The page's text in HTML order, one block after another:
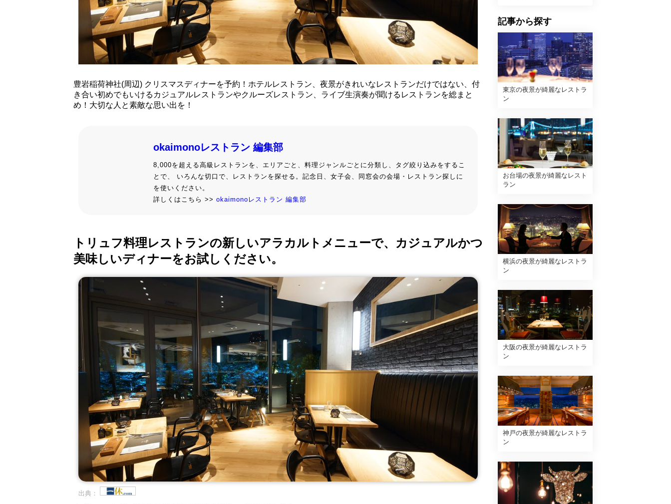
豊岩稲荷神社(周辺) クリスマスディナーを予約！ホテルレストラン、夜景がきれいなレストランだけではない、付
き合い初めでもいけるカジュアルレストランやクルーズレストラン、ライブ生演奏が聞けるレストランを総まと
め！大切な人と素敵な思い出を！
okaimonoレストラン 編集部
8,000を超える高級レストランを、エリアごと、料理ジャンルごとに分類し、タグ絞り込みをするこ
とで、 いろんな切口で、レストランを探せる。記念日、女子会、同窓会の会場・レストラン探しに
を使いください。
詳しくはこちら >> okaimonoレストラン 編集部
トリュフ料理レストランの新しいアラカルトメニューで、カジュアルかつ
美味しいディナーをお試しください。
出典：
記事から探す
東京の夜景が綺麗なレストラ
ン
お台場の夜景が綺麗なレスト
ラン
横浜の夜景が綺麗なレストラ
ン
大阪の夜景が綺麗なレストラ
ン
神戸の夜景が綺麗なレストラ
ン